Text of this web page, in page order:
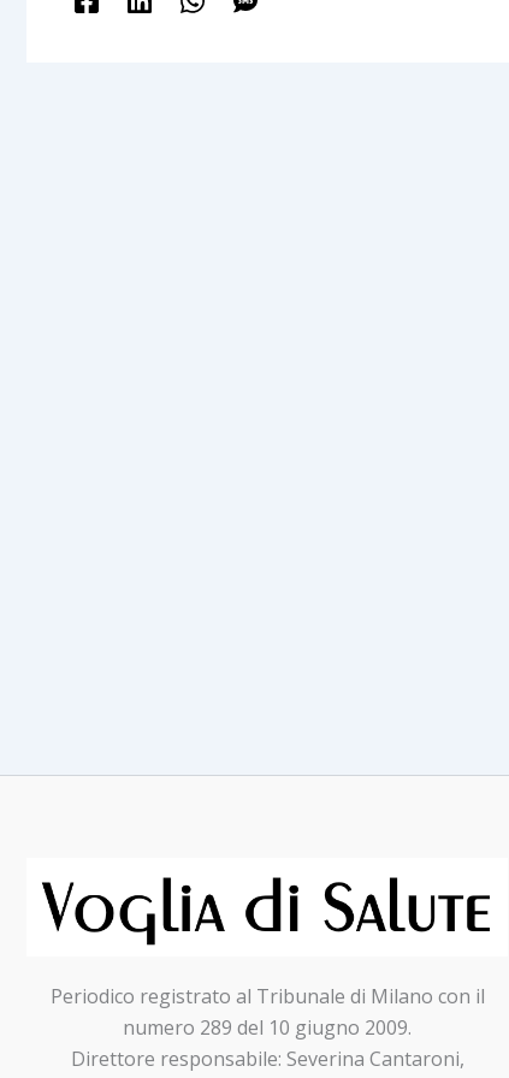
Periodico registrato al Tribunale di Milano con il
numero 289 del 10 giugno 2009.
Direttore responsabile: Severina Cantaroni,